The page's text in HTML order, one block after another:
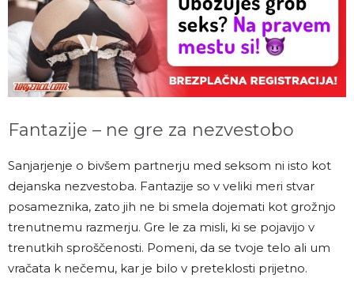
Fantazije – ne gre za nezvestobo
Sanjarjenje o bivšem partnerju med seksom ni isto kot
dejanska nezvestoba. Fantazije so v veliki meri stvar
posameznika, zato jih ne bi smela dojemati kot grožnjo
trenutnemu razmerju. Gre le za misli, ki se pojavijo v
trenutkih sproščenosti. Pomeni, da se tvoje telo ali um
vračata k nečemu, kar je bilo v preteklosti prijetno.